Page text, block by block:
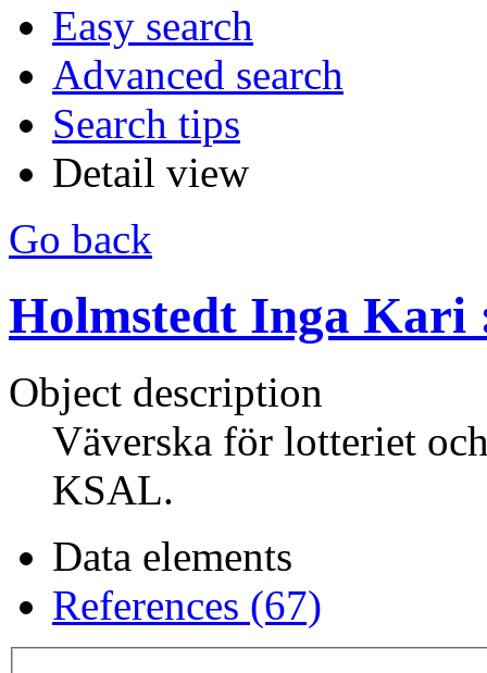
Easy search
Advanced search
Search tips
Detail view
Go back
Holmstedt Inga
Object description
Väverska för lotteriet
KSAL.
Data elements
References (67)